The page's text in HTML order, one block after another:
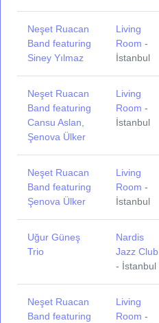
Neşet Ruacan
Band featuring
Siney Yılmaz
Living
Room -
İstanbul
Neşet Ruacan
Band featuring
Cansu Aslan,
Şenova Ülker
Living
Room -
İstanbul
Neşet Ruacan
Band featuring
Şenova Ülker
Living
Room -
İstanbul
Uğur Güneş
Trio
Nardis
Jazz Club
- İstanbul
Neşet Ruacan
Band featuring
Living
Room -